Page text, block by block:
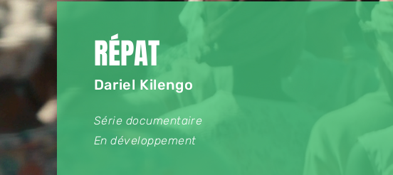
RÉPAT
Dariel Kilengo
Série documentaire
En développement